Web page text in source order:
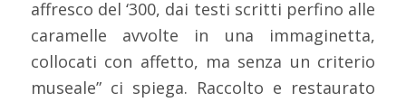
affresco del ‘300, dai testi scritti perfino alle
caramelle avvolte in una immaginetta,
collocati con affetto, ma senza un criterio
museale” ci spiega. Raccolto e restaurato